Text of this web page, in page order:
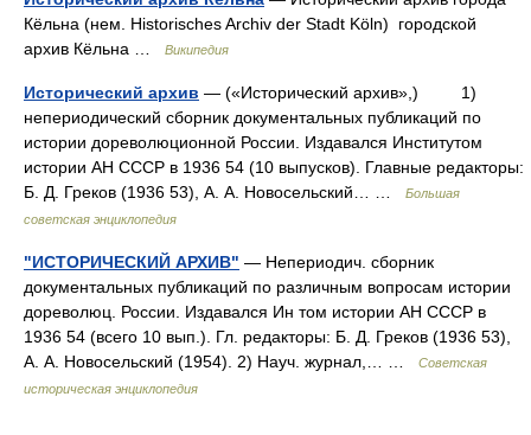
Кёльна (нем. Historisches Archiv der Stadt Köln) городской
архив Кёльна …
Википедия
Исторический архив — («Исторический архив»,) 1)
непериодический сборник документальных публикаций по
истории дореволюционной России. Издавался Институтом
истории АН СССР в 1936 54 (10 выпусков). Главные редакторы:
Б. Д. Греков (1936 53), А. А. Новосельский… …
Большая
советская энциклопедия
"ИСТОРИЧЕСКИЙ АРХИВ" — Непериодич. сборник
документальных публикаций по различным вопросам истории
дореволюц. России. Издавался Ин том истории АН СССР в
1936 54 (всего 10 вып.). Гл. редакторы: Б. Д. Греков (1936 53),
А. А. Новосельский (1954). 2) Науч. журнал,… …
Советская
историческая энциклопедия